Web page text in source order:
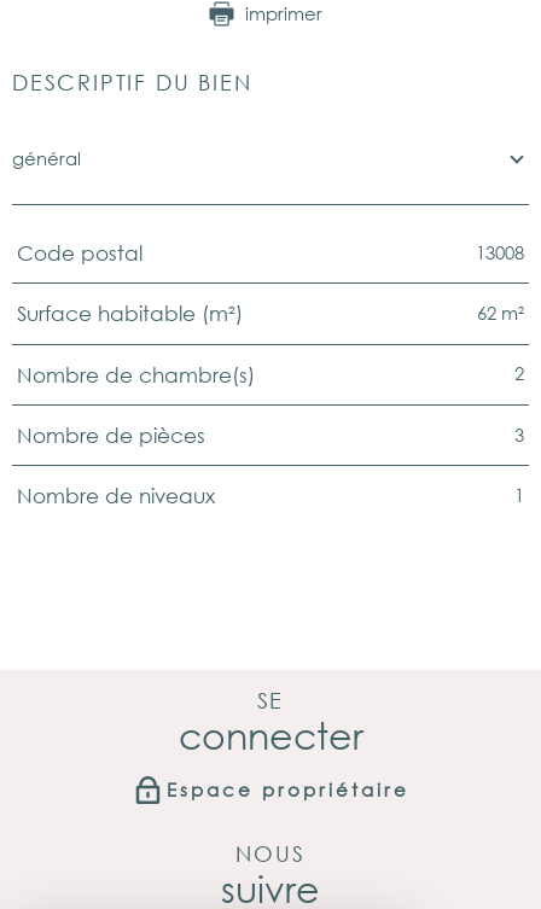
imprimer
DESCRIPTIF DU BIEN
général
TRAD_PAMPERO_Caracteristique
Code postal 13008
Surface habitable (m²) 62 m²
Nombre de chambre(s) 2
Nombre de pièces 3
Nombre de niveaux 1
SE
connecter
Espace propriétaire
NOUS
suivre